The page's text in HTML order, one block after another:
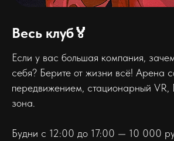
Весь клуб🏅
Если у вас большая компания,
себя? Берите от жизни всё! Арена
передвижением, стационарный VR,
зона.
Будни с 12:00 до 17:00 — 10 000